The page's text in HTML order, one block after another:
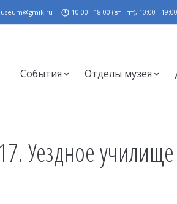
10:00 - 18:00 (вт - пт), 10:00 -
События Отделы музея
Уездное училище